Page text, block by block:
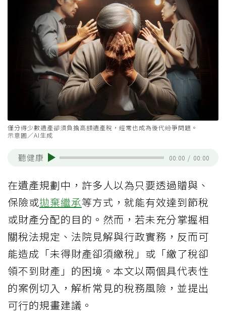
僅分得少數遺產卻須負擔高額遺產稅，經常也成為後代紛爭問題。
示意圖／AI生成
聽健康 00:00 / 00:00
在遺產規劃中，許多人以為只要透過贈與、
保險或拋棄繼承等方式，就能有效達到節稅
或財產分配的目的。然而，若未充分掌握相
關稅法規定、法院見解與行政實務，反而可
能造成「未得財產卻須繳稅」或「繳了稅卻
領不到財產」的困境。本文以兩個具代表性
的案例切入，解析常見的稅務風險，並提出
可行的規畫建議。